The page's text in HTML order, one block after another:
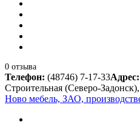
0 отзыва
Телефон: (48746) 7-17-33Адрес:
Строительная (Северо-
Ново мебель, ЗАО,